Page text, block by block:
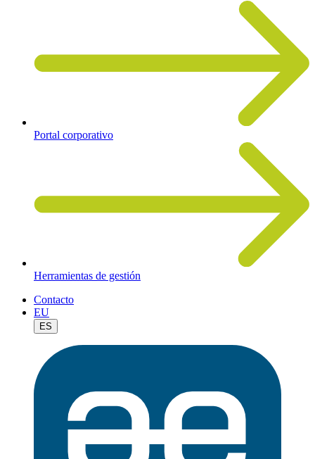
Portal corporativo
Herramientas de gestión
Contacto
EU
ES